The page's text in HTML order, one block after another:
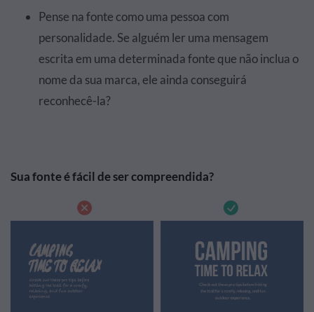
Pense na fonte como uma pessoa com
personalidade. Se alguém ler uma mensagem
escrita em uma determinada fonte que não inclua o
nome da sua marca, ele ainda conseguirá
reconhecê-la?
Sua fonte é fácil de ser compreendida?